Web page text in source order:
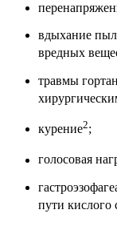
вдыхание
вредных
травмы
курение2;
голосовая
пути кислого